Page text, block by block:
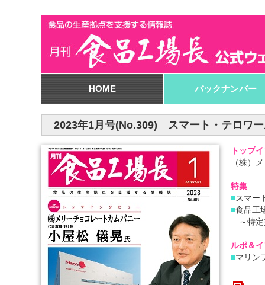
HOME バックナンバー
2023年1月号(No.309) スマート・テロワ
トップ
（株）
特集
■スマー
■食品工
～特定
ルポ＆
■マリン